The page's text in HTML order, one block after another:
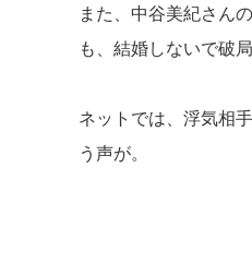
また、中谷美紀さん
も、結婚しないで破
ネットでは、浮気相
う声が。